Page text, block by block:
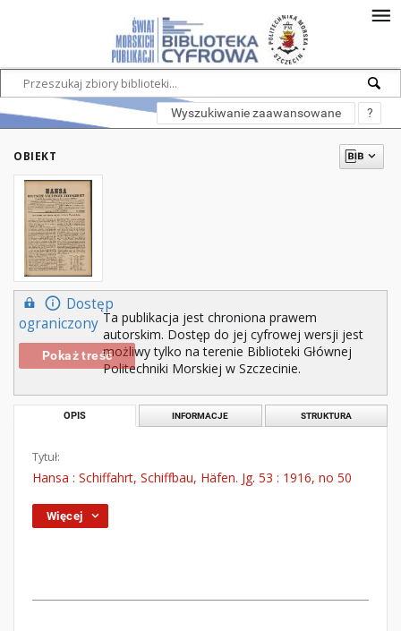
Wyszukiwanie zaawansowane ?
OBIEKT
Dostęp
ograniczony
Pokaż treść
Ta publikacja jest chroniona prawem
autorskim. Dostęp do jej cyfrowej wersji jest
możliwy tylko na terenie Biblioteki Głównej
Politechniki Morskiej w Szczecinie.
OPIS INFORMACJE STRUKTURA
Tytuł:
Hansa : Schiffahrt, Schiffbau, Häfen. Jg. 53 : 1916, no 50
Więcej